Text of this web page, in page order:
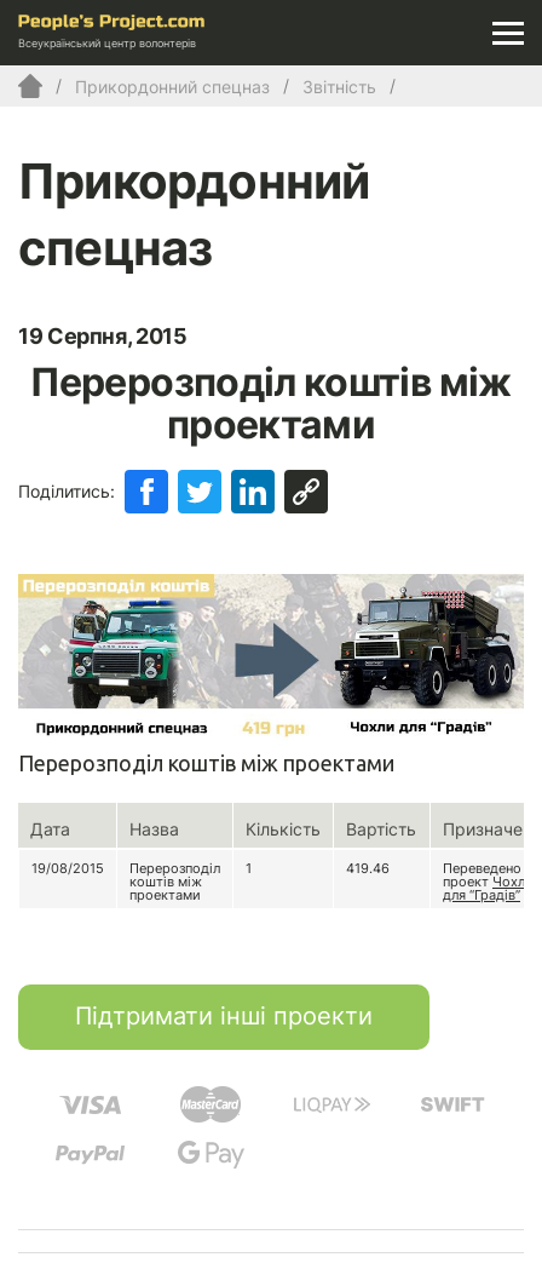
Всеукраїнський центр волонтерів
Прикордонний спецназ Звітність
Прикордонний
спецназ
19 Серпня, 2015
Перерозподіл коштів між
проектами
Поділитись:
Перерозподіл коштів між проектами
Дата Назва Кількість Вартість
19/08/2015 Перерозподіл
коштів між
проектами
1 419.46 Переведено на
проект Чохли
для “Градів”
Підтримати інші проекти